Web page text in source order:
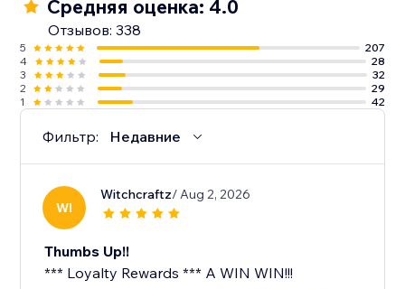
Средняя оценка: 4.0
Отзывов: 338
5
207
4
28
3
32
2
29
1
42
Фильтр: Недавние
WI
Witchcraftz/ Aug 2, 2026
Thumbs Up!!
*** Loyalty Rewards *** A WIN WIN!!!